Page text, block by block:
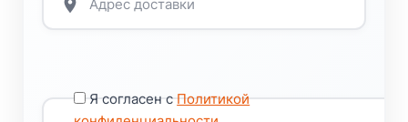
Я согласен сПолитикой